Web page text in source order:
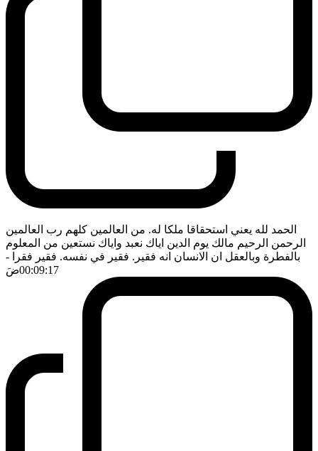
الحمد لله يعني استحقاقا ملكا له. من العالمين كلهم رب العالمين
الرحمن الرحيم مالك يوم الدين اياك نعبد واياك نستعين من المعلوم
بالفطرة وبالعقل ان الانسان انه فقير. فقير في نفسه. فقير فقرا -
00:09:17ضَ